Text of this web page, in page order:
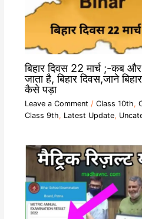
बिहार दिवस 22 मार्च ;-कब
जाता है, बिहार दिवस,जाने
कैसे पड़ा
Leave a Comment / Class 10th,
Class 9th, Latest Update,